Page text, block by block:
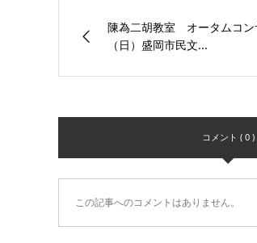
陳為二胡教室 オータムコ
（日）盛岡市民文...
コメント ( 0 )
この記事へのコメントはありません。